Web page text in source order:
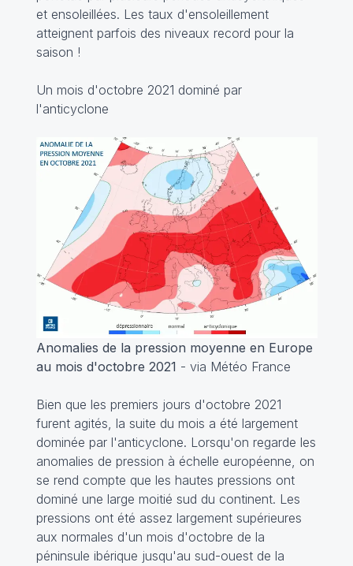
et ensoleillées. Les taux d'ensoleillement
atteignent parfois des niveaux record pour la
saison !
Un mois d'octobre 2021 dominé par
l'anticyclone
Anomalies de la pression moyenne en Europe
au mois d'octobre 2021 - via Météo France
Bien que les premiers jours d'octobre 2021
furent agités, la suite du mois a été largement
dominée par l'anticyclone. Lorsqu'on regarde les
anomalies de pression à échelle européenne, on
se rend compte que les hautes pressions ont
dominé une large moitié sud du continent. Les
pressions ont été assez largement supérieures
aux normales d'un mois d'octobre de la
péninsule ibérique jusqu'au sud-ouest de la